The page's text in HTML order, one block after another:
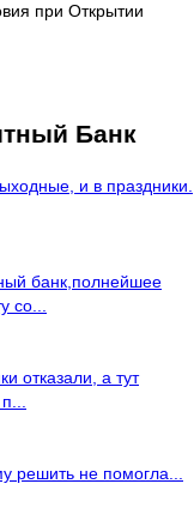
при Открытии
Банк
и в праздники.
банк,полнейшее
со...
отказали, а тут
решить не помогла...